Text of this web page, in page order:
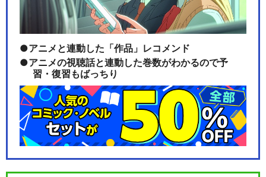
アニメと連動した「作品」レコメンド
アニメの視聴話と連動した巻数がわかるので予
習・復習もばっちり